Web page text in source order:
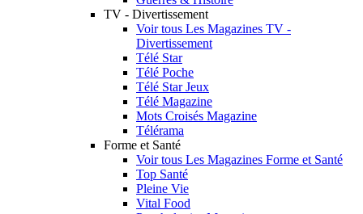
TV - Divertissement
Voir tous Les Magazines TV -
Divertissement
Télé Star
Télé Poche
Télé Star Jeux
Télé Magazine
Mots Croisés Magazine
Télérama
Forme et Santé
Voir tous Les Magazines Forme et Santé
Top Santé
Pleine Vie
Vital Food